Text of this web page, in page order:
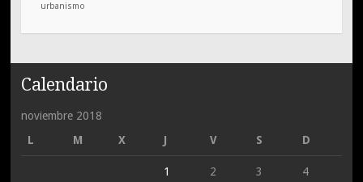
urbanismo
Calendario
noviembre 2018
L
M X J V S D
1 2 3 4